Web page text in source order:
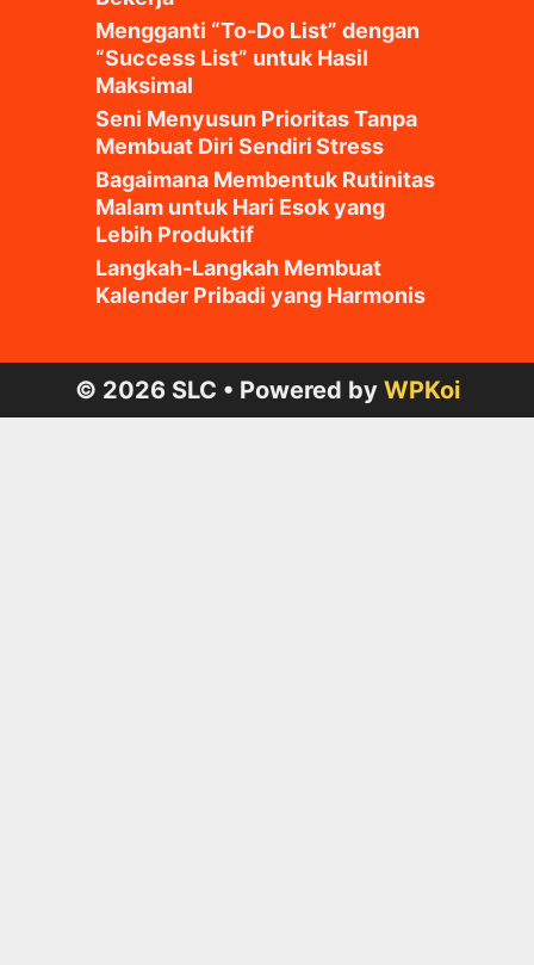
Mengganti “To-Do List” dengan
“Success List” untuk Hasil
Maksimal
Seni Menyusun Prioritas Tanpa
Membuat Diri Sendiri Stress
Bagaimana Membentuk Rutinitas
Malam untuk Hari Esok yang
Lebih Produktif
Langkah-Langkah Membuat
Kalender Pribadi yang Harmonis
© 2026 SLC • Powered by WPKoi